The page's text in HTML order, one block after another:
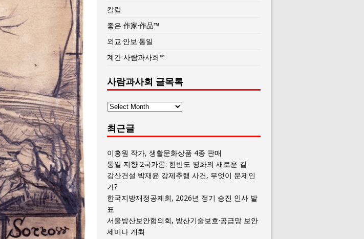
칼럼
좋은 作家·作品™
외교·안보·통일
계간 사람과사회™
사람과사회 글목록
사
과
사
회
글
목
록
최근글
이홍원 작가, 생활문화상품 4종 판매
통일 지향 2국가론: 한반도 평화의 새로운 길
강산건설 박재윤 강제추행 사건, 무엇이 문제인
가?
한국지방재정공제회, 2026년 정기 승진 인사 발
표
서울방산보안협의회, 방산기술보호·공급망 보안
세미나 개최